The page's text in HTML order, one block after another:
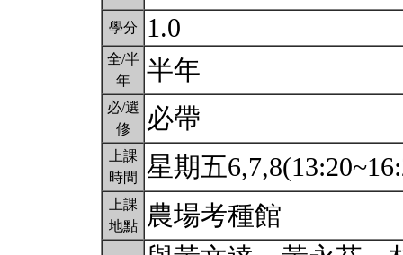
學分 1.0
全/半
年
半年
必/選
修
必帶
上課
時間
星期五
上課
地點
農場考種館